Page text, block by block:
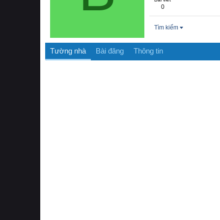
0
Tìm kiếm
Tường nhà Bài đăng Thông tin